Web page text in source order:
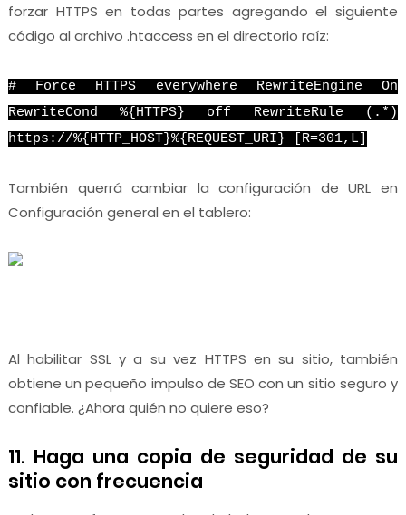
forzar HTTPS en todas partes agregando el siguiente
código al archivo .htaccess en el directorio raíz:
# Force HTTPS everywhere RewriteEngine On
RewriteCond %{HTTPS} off RewriteRule (.*)
https://%{HTTP_HOST}%{REQUEST_URI} [R=301,L]
También querrá cambiar la configuración de URL en
Configuración general en el tablero:
Al habilitar SSL y a su vez HTTPS en su sitio, también
obtiene un pequeño impulso de SEO con un sitio seguro y
confiable. ¿Ahora quién no quiere eso?
11. Haga una copia de seguridad de su
sitio con frecuencia